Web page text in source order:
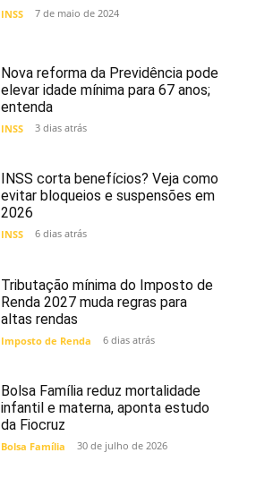
INSS 7 de maio de 2024
Nova reforma da Previdência pode
elevar idade mínima para 67 anos;
entenda
INSS 3 dias atrás
INSS corta benefícios? Veja como
evitar bloqueios e suspensões em
2026
INSS 6 dias atrás
Tributação mínima do Imposto de
Renda 2027 muda regras para
altas rendas
Imposto de Renda 6 dias atrás
Bolsa Família reduz mortalidade
infantil e materna, aponta estudo
da Fiocruz
Bolsa Família 30 de julho de 2026